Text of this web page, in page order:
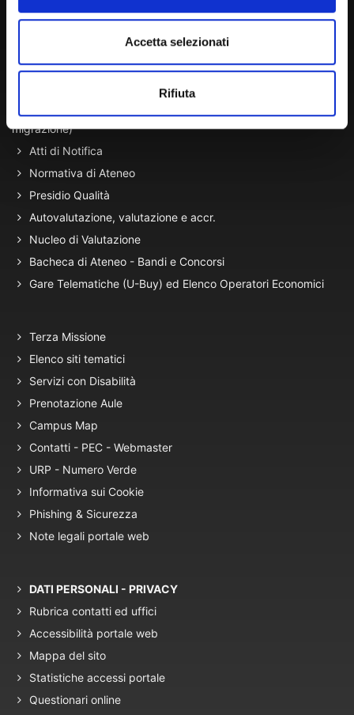
Accetta selezionati
Rifiuta
Lun. - Ven. dalle 09:00 alle 18:00 e Sab. dalle 9:00 alle 13:00
migrazione)
Atti di Notifica
Normativa di Ateneo
Presidio Qualità
Autovalutazione, valutazione e accr.
Nucleo di Valutazione
Bacheca di Ateneo - Bandi e Concorsi
Gare Telematiche (U-Buy) ed Elenco Operatori Economici
Terza Missione
Elenco siti tematici
Servizi con Disabilità
Prenotazione Aule
Campus Map
Contatti - PEC - Webmaster
URP - Numero Verde
Informativa sui Cookie
Phishing & Sicurezza
Note legali portale web
DATI PERSONALI - PRIVACY
Rubrica contatti ed uffici
Accessibilità portale web
Mappa del sito
Statistiche accessi portale
Questionari online